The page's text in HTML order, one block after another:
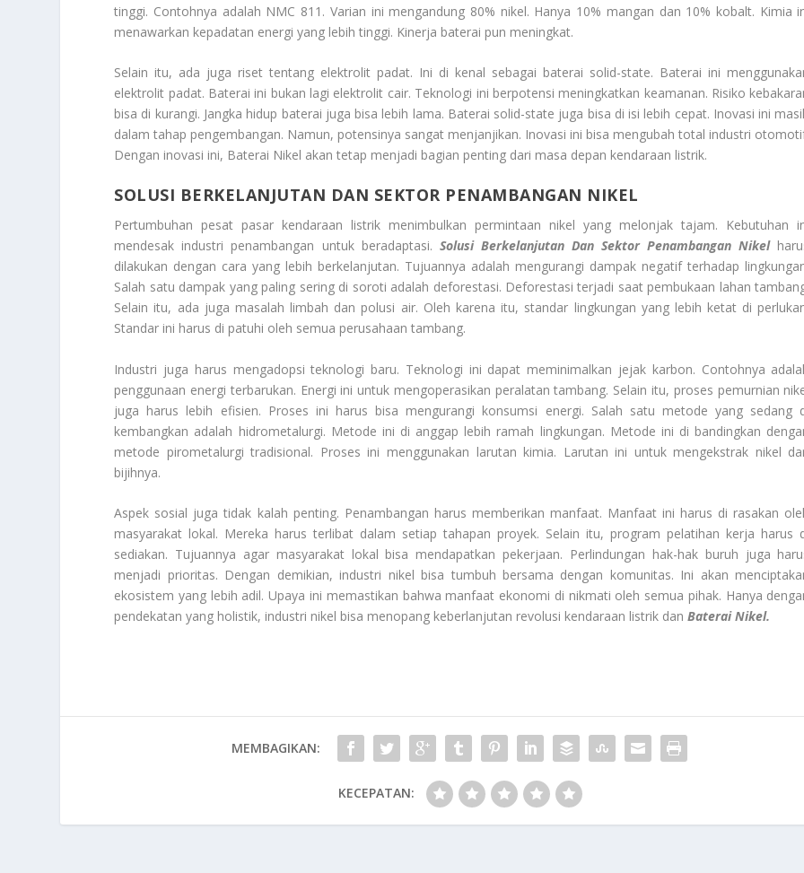
tinggi. Contohnya adalah NMC 811. Varian ini mengandung 80% nikel. Hanya 10% mangan dan 10% kobalt. Kimia
menawarkan kepadatan energi yang lebih tinggi. Kinerja baterai pun meningkat.
Selain itu, ada juga riset tentang elektrolit padat. Ini di kenal sebagai baterai solid-state. Baterai ini
elektrolit padat. Baterai ini bukan lagi elektrolit cair. Teknologi ini berpotensi meningkatkan keamanan. Risiko
bisa di kurangi. Jangka hidup baterai juga bisa lebih lama. Baterai solid-state juga bisa di isi lebih cepat. Inovasi ini
dalam tahap pengembangan. Namun, potensinya sangat menjanjikan. Inovasi ini bisa mengubah total industri
Dengan inovasi ini, Baterai Nikel akan tetap menjadi bagian penting dari masa depan kendaraan listrik.
SOLUSI BERKELANJUTAN DAN SEKTOR PENAMBANGAN NIKEL
Pertumbuhan pesat pasar kendaraan listrik menimbulkan permintaan nikel yang melonjak tajam. Kebutuhan
mendesak industri penambangan untuk beradaptasi. Solusi Berkelanjutan Dan Sektor Penambangan Nikel
dilakukan dengan cara yang lebih berkelanjutan. Tujuannya adalah mengurangi dampak negatif terhadap
Salah satu dampak yang paling sering di soroti adalah deforestasi. Deforestasi terjadi saat pembukaan lahan
Selain itu, ada juga masalah limbah dan polusi air. Oleh karena itu, standar lingkungan yang lebih ketat di
Standar ini harus di patuhi oleh semua perusahaan tambang.
Industri juga harus mengadopsi teknologi baru. Teknologi ini dapat meminimalkan jejak karbon. Contohnya
penggunaan energi terbarukan. Energi ini untuk mengoperasikan peralatan tambang. Selain itu, proses pemurnian
juga harus lebih efisien. Proses ini harus bisa mengurangi konsumsi energi. Salah satu metode yang sedang
kembangkan adalah hidrometalurgi. Metode ini di anggap lebih ramah lingkungan. Metode ini di bandingkan
metode pirometalurgi tradisional. Proses ini menggunakan larutan kimia. Larutan ini untuk mengekstrak nikel
bijihnya.
Aspek sosial juga tidak kalah penting. Penambangan harus memberikan manfaat. Manfaat ini harus di rasakan
masyarakat lokal. Mereka harus terlibat dalam setiap tahapan proyek. Selain itu, program pelatihan kerja harus
sediakan. Tujuannya agar masyarakat lokal bisa mendapatkan pekerjaan. Perlindungan hak-hak buruh juga
menjadi prioritas. Dengan demikian, industri nikel bisa tumbuh bersama dengan komunitas. Ini akan
ekosistem yang lebih adil. Upaya ini memastikan bahwa manfaat ekonomi di nikmati oleh semua pihak. Hanya
pendekatan yang holistik, industri nikel bisa menopang keberlanjutan revolusi kendaraan listrik danBaterai Nikel.
MEMBAGIKAN:
KECEPATAN: